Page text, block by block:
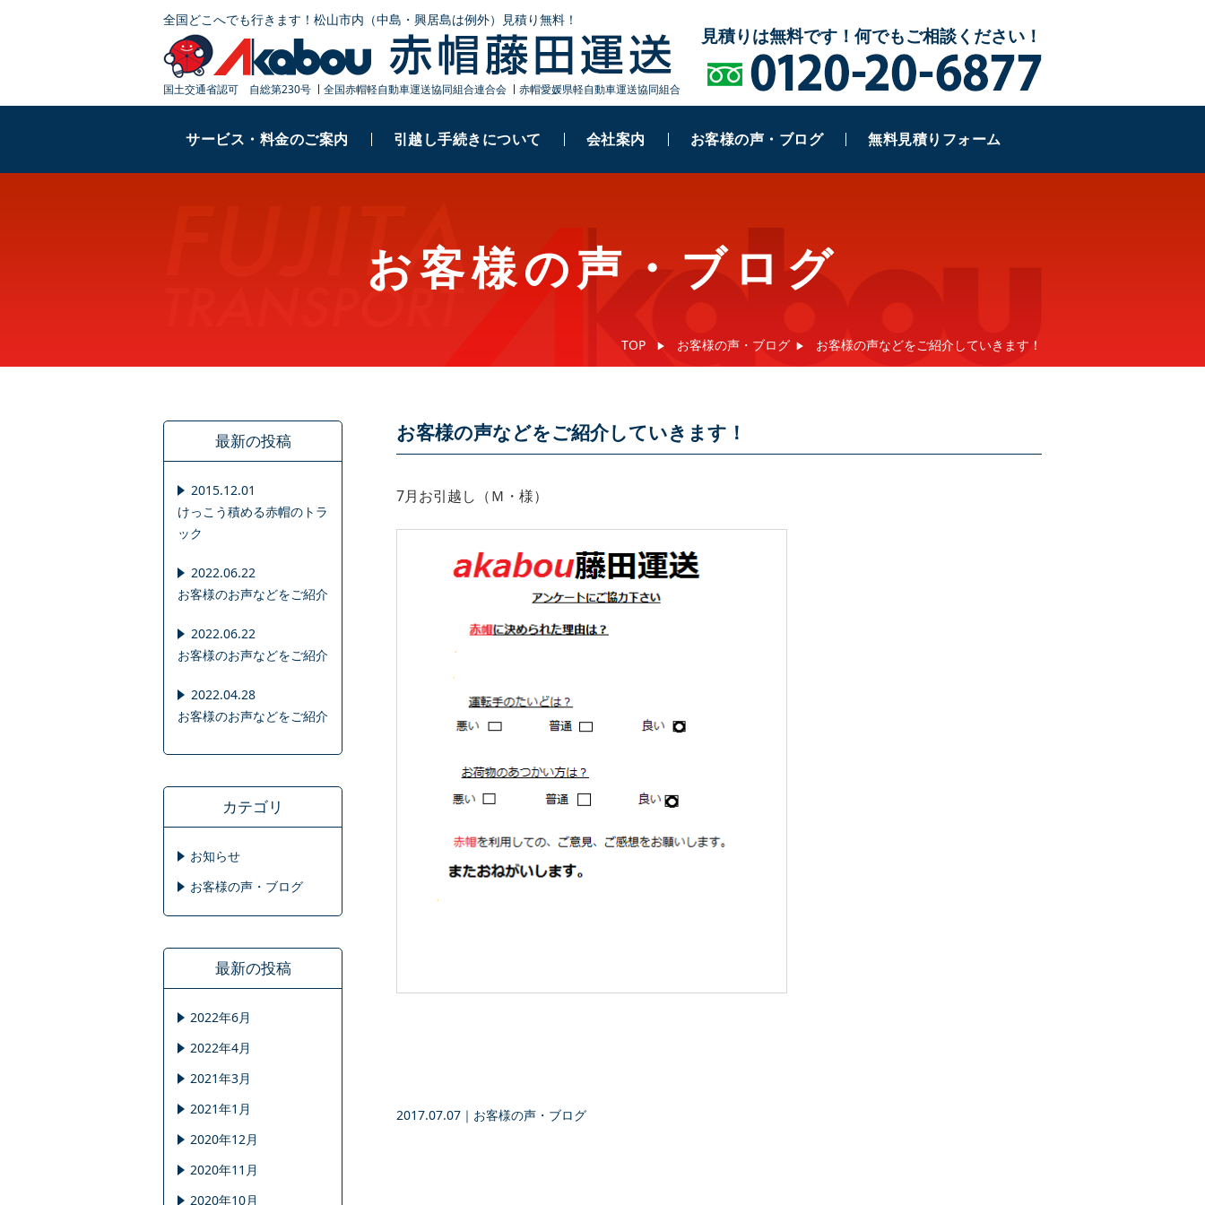
全国どこへでも行きます！ 松山市内（中島・興居島は例外）見積り無料！
国土交通省認可 自総第230号 全国赤帽軽自動車運送協同組合連合会 赤帽愛媛県軽自動車運送協同組合
見積りは無料です！何でもご相談ください！
サービス・料金のご案内 引越し手続きについて 会社案内 お客様の声・ブログ 無料見積りフォーム
お客様の声・ブログ
TOP ▶ お客様の声・ブログ ▶ お客様の声などをご紹介していきます！
お客様の声などをご紹介していきます！
7月お引越し（Ｍ・様）
2017.07.07 ｜ お客様の声・ブログ
最新の投稿
2015.12.01
けっこう積める赤帽のトラ
ック
2022.06.22
お客様のお声などをご紹介
2022.06.22
お客様のお声などをご紹介
2022.04.28
お客様のお声などをご紹介
カテゴリ
お知らせ
お客様の声・ブログ
最新の投稿
2022年6月
2022年4月
2021年3月
2021年1月
2020年12月
2020年11月
2020年10月